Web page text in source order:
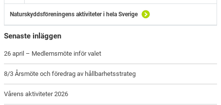
Naturskyddsföreningens aktiviteter i hela Sverige
Senaste inläggen
26 april – Medlemsmöte inför valet
8/3 Årsmöte och föredrag av hållbarhetsstrateg
Vårens aktiviteter 2026